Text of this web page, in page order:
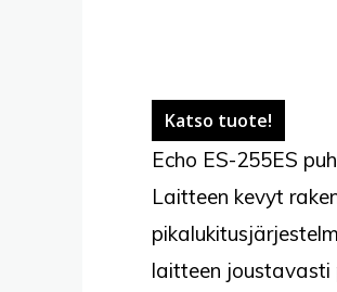
Katso tuote!
Echo ES-255ES
Laitteen kevyt
laitteen joustavasti